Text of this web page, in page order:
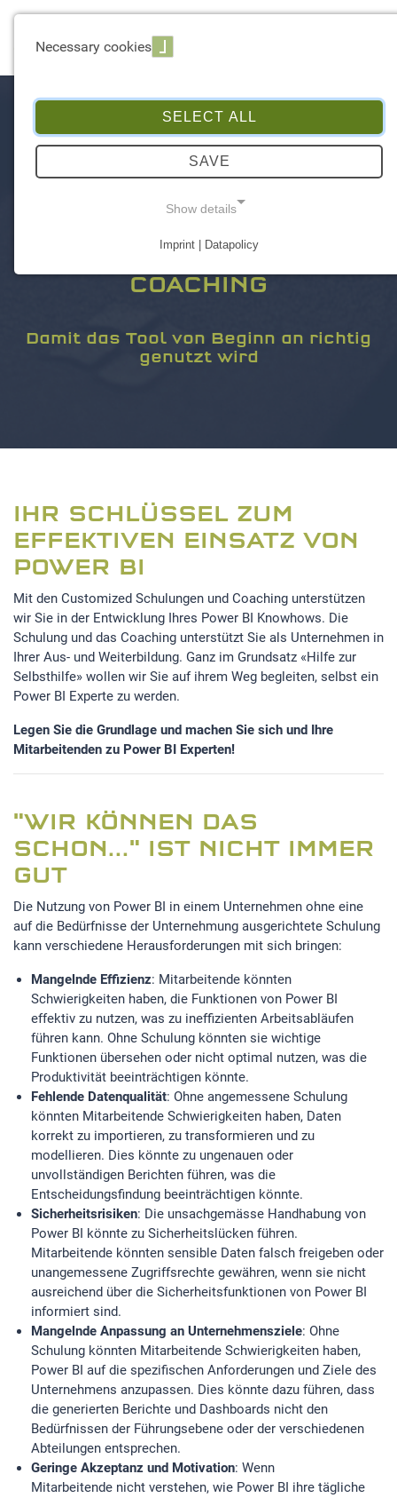
COACHING
Damit das Tool von Beginn an richtig
genutzt wird
IHR SCHLÜSSEL ZUM
EFFEKTIVEN EINSATZ VON
POWER BI
Mit den Customized Schulungen und Coaching unterstützen
wir Sie in der Entwicklung Ihres Power BI Knowhows. Die
Schulung und das Coaching unterstützt Sie als Unternehmen in
Ihrer Aus- und Weiterbildung. Ganz im Grundsatz «Hilfe zur
Selbsthilfe» wollen wir Sie auf ihrem Weg begleiten, selbst ein
Power BI Experte zu werden.
Legen Sie die Grundlage und machen Sie sich und Ihre
Mitarbeitenden zu Power BI Experten!
"WIR KÖNNEN DAS
SCHON..." IST NICHT IMMER
GUT
Die Nutzung von Power BI in einem Unternehmen ohne eine
auf die Bedürfnisse der Unternehmung ausgerichtete Schulung
kann verschiedene Herausforderungen mit sich bringen:
Mangelnde Effizienz: Mitarbeitende könnten
Schwierigkeiten haben, die Funktionen von Power BI
effektiv zu nutzen, was zu ineffizienten Arbeitsabläufen
führen kann. Ohne Schulung könnten sie wichtige
Funktionen übersehen oder nicht optimal nutzen, was die
Produktivität beeinträchtigen könnte.
Fehlende Datenqualität: Ohne angemessene Schulung
könnten Mitarbeitende Schwierigkeiten haben, Daten
korrekt zu importieren, zu transformieren und zu
modellieren. Dies könnte zu ungenauen oder
unvollständigen Berichten führen, was die
Entscheidungsfindung beeinträchtigen könnte.
Sicherheitsrisiken: Die unsachgemässe Handhabung von
Power BI könnte zu Sicherheitslücken führen.
Mitarbeitende könnten sensible Daten falsch freigeben oder
unangemessene Zugriffsrechte gewähren, wenn sie nicht
ausreichend über die Sicherheitsfunktionen von Power BI
informiert sind.
Mangelnde Anpassung an Unternehmensziele: Ohne
Schulung könnten Mitarbeitende Schwierigkeiten haben,
Power BI auf die spezifischen Anforderungen und Ziele des
Unternehmens anzupassen. Dies könnte dazu führen, dass
die generierten Berichte und Dashboards nicht den
Bedürfnissen der Führungsebene oder der verschiedenen
Abteilungen entsprechen.
Geringe Akzeptanz und Motivation: Wenn
Mitarbeitende nicht verstehen, wie Power BI ihre tägliche
Necessary cookies
SELECT ALL
SAVE
Show details
Imprint | Datapolicy